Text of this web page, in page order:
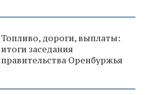
Топливо, дороги, выплаты:
итоги заседания
правительства Оренбуржья